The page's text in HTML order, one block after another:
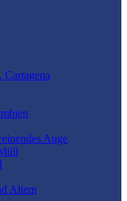
Cartagena
Auge
Altem